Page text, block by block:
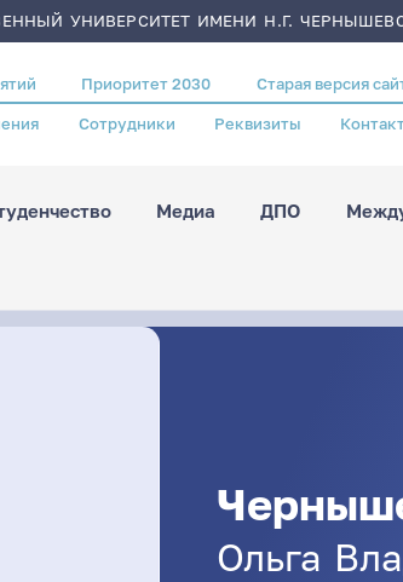
УНИВЕРСИТЕТ ИМЕНИ Н.Г.
Приоритет 2030 Старая версия
Сотрудники Реквизиты
Медиа ДПО
Ольга